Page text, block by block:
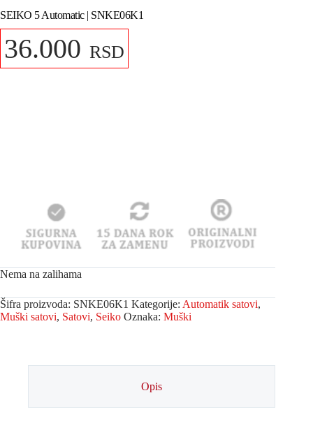
SEIKO 5 Automatic | SNKE06K1
36.000 RSD
Nema na zalihama
Šifra proizvoda: SNKE06K1 Kategorije: Automatik satovi,
Muški satovi, Satovi, Seiko Oznaka: Muški
Opis